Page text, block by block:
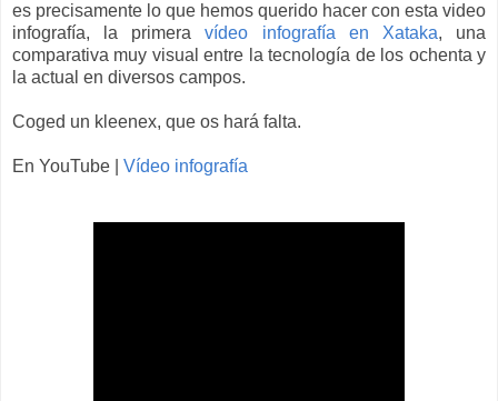
es precisamente lo que hemos querido hacer con esta video
infografía, la primeravídeo infografía en Xataka, una
comparativa muy visual entre la tecnología de los ochenta y
la actual en diversos campos.
Coged un kleenex, que os hará falta.
En YouTube | Vídeo infografía